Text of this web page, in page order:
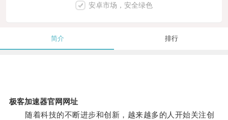
安卓市场，安全绿色
简介 排行
极客加速器官网网址
随着科技的不断进步和创新，越来越多的人开始关注创